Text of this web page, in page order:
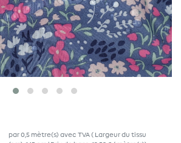
par0,5 mètre(s) avec TVA( Largeur du tissu